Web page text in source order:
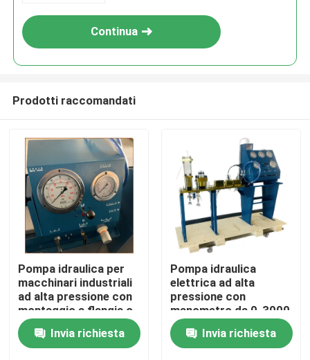
Continua
Prodotti raccomandati
Pompa idraulica per
macchinari industriali
ad alta pressione con
montaggio a flangia o
a base per
funzionamento
industriale
Invia richiesta
Pompa idraulica
elettrica ad alta
pressione con
manometro da 0-3000
bar, ottimizzata per
sistemi di pompe
idrauliche
Invia richiesta